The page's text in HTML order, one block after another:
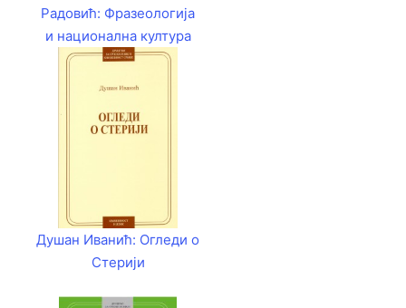
Радовић: Фразеологија
и национална култура
Душан Иванић: Огледи о
Стерији